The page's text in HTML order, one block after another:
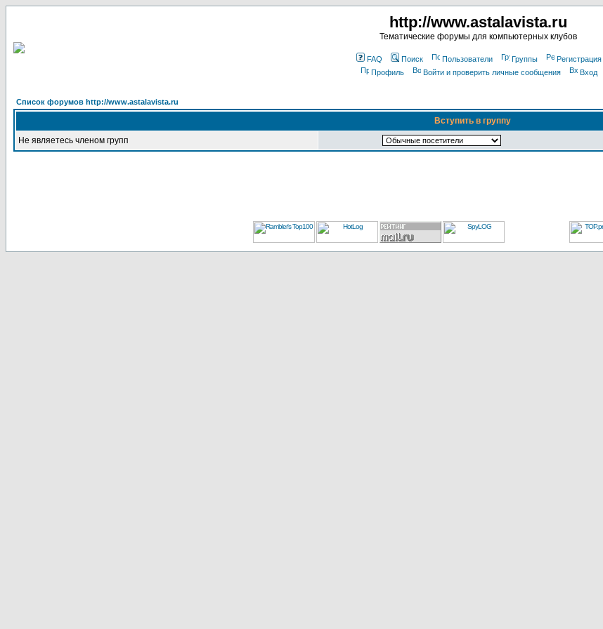
http://www.astalavista.ru
Тематические форумы для компьютерных клубов
FAQ Поиск Пользователи Группы
Регистрация
Профиль
Войти и проверить личные сообщения Вход
Список форумов http://www.astalavista.ru
Вступить в группу
Не являетесь членом групп